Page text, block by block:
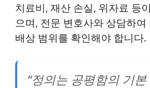
치료비, 재산 손실, 위자료 등
으며, 전문 변호사와 상담하여
배상 범위를 확인해야 합니다.
“정의는 공평함의 기